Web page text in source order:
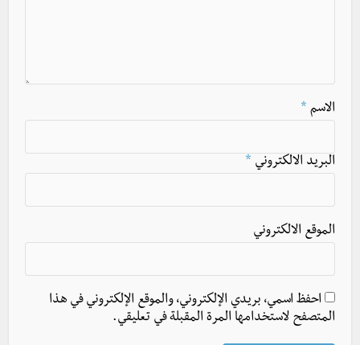
الاسم *
البريد الالكتروني *
الموقع الالكتروني
احفظ اسمي، بريدي الإلكتروني، والموقع الإلكتروني في هذا
المتصفح لاستخدامها المرة المقبلة في تعليقي.